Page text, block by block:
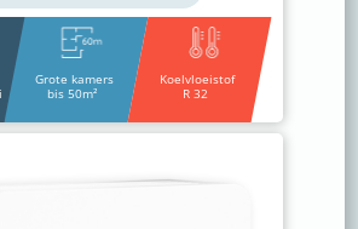
Grote kamers
bis 50m²
Koelvloeistof
R 32